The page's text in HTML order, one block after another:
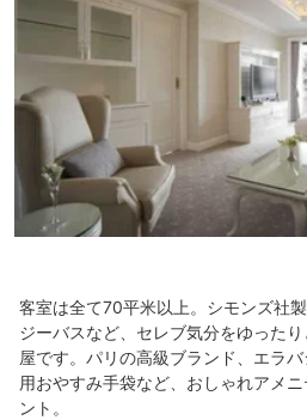
客室は全て70平米以上。シモンズ社
ジーバスなど、セレブ気分をゆった
屋です。パリの高級ブランド、エラ
用おやすみ手袋など、おしゃれアメ
ント。